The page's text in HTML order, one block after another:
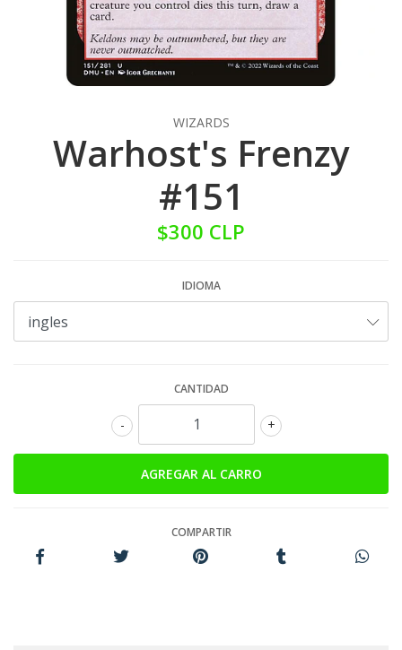
WIZARDS
Warhost's Frenzy
#151
$300 CLP
IDIOMA
CANTIDAD
+
-
COMPARTIR